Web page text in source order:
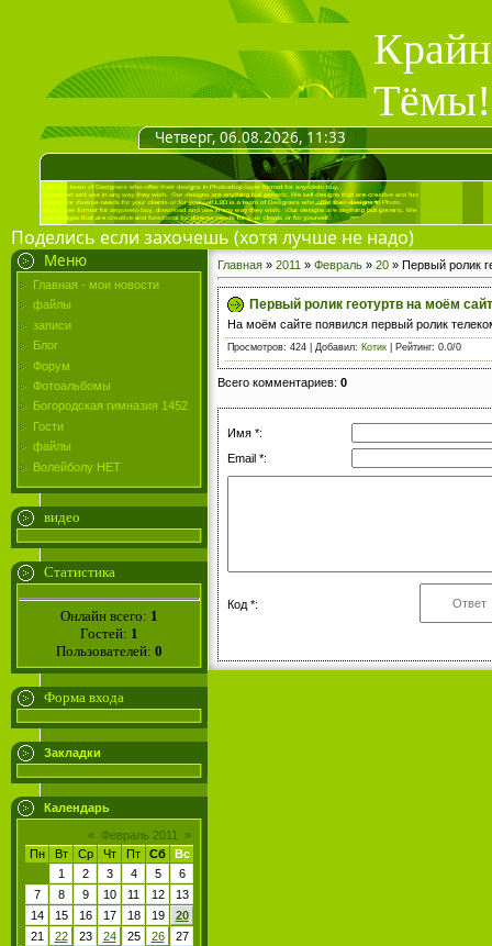
Четверг, 06.08.2026, 11:33
Поделись если захочешь (хотя лучше не надо)
Меню
Главная - мои новости
файлы
записи
Блог
Форум
Фотоальбомы
Богородская гимназия 1452
Гости
файлы
Волейболу НЕТ
видео
Статистика
Онлайн всего: 1
Гостей: 1
Пользователей: 0
Форма входа
Закладки
Календарь
« Февраль 2011
»
Пн
Вт Ср Чт Пт Сб
Вс
1
2 3 4 5
6
7
8 9 10 11 12
13
14
15 16 17 18 19
20
21
22 23 24 25 26
27
Главная » 2011 » Февраль » 20 » Первый ролик
Первый ролик геотуртв на моём
На моём сайте появился первый ролик
Просмотров: 424 | Добавил: Котик Рейтинг: 0.0/0
Всего комментариев: 0
Имя *:
Email *:
Код *: